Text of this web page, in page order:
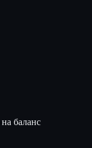
на баланс